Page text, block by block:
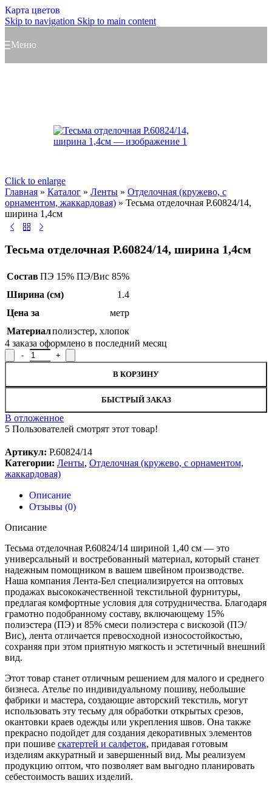
Карта цветов
Skip to navigation Skip to main content
Меню
Click to enlarge
Главная » Каталог » Ленты » Отделочная (кружево, с
орнаментом, жаккардовая) » Тесьма отделочная Р.60824/14,
ширина 1,4см
Тесьма отделочная Р.60824/14, ширина 1,4см
СоставПЭ 15% ПЭ/Вис 85%
Ширина (см)
1.4
Цена за
метр
Материалполиэстер, хлопок
4 заказа оформлено в последний месяц
Количество товара Тесьма отделочная Р.60824/14, ширина 1,4см
В КОРЗИНУ
БЫСТРЫЙ ЗАКАЗ
В отложенное
5 Пользователей смотрят этот товар!
Артикул: Р.60824/14
Категории: Ленты, Отделочная (кружево, с орнаментом,
жаккардовая)
Описание
Отзывы (0)
Описание
Тесьма отделочная Р.60824/14 шириной 1,40 см — это
универсальный и востребованный материал, который станет
надежным помощником в вашем швейном производстве.
Наша компания Лента-Бел специализируется на оптовых
продажах высококачественной текстильной фурнитуры,
предлагая комфортные условия для сотрудничества. Благодаря
грамотно подобранному составу, включающему 15%
полиэстера (ПЭ) и 85% смеси полиэстера с вискозой (ПЭ/
Вис), лента отличается превосходной износостойкостью,
сохраняя при этом приятную мягкость и эстетичный внешний
вид.
Этот товар станет отличным решением для малого и среднего
бизнеса. Ателье по индивидуальному пошиву, небольшие
фабрики и мастера, создающие авторский текстиль, могут
использовать эту тесьму для обработки открытых срезов,
окантовки краев одежды или укрепления швов. Она также
прекрасно подойдет для создания декоративных элементов
при пошиве скатертей и салфеток, придавая готовым
изделиям аккуратный и завершенный вид. Мы реализуем
продукцию оптом, что позволяет вам выгодно планировать
себестоимость ваших изделий.